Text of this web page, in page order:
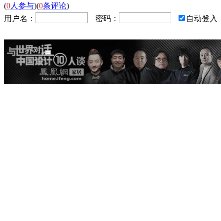
(0人参与)(0条评论)
用户名：
密码： 自动登入